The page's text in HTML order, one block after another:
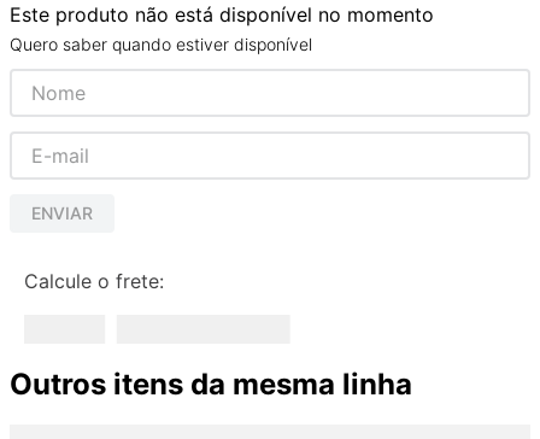
Este produto não está disponível no momento
Quero saber quando estiver disponível
ENVIAR
Calcule o frete:
Outros itens da mesma linha